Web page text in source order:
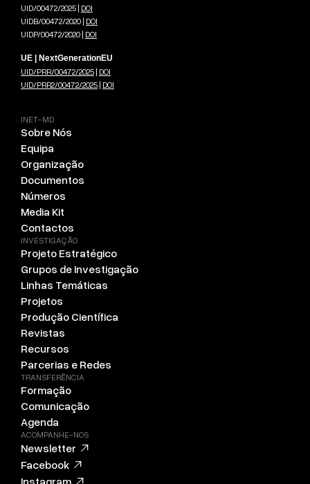
UID/00472/2025 | DOI
UIDB/00472/2020 | DOI
UIDP/00472/2020 | DOI
UE | NextGenerationEU
UID/PRR/00472/2025 | DOI
UID/PRR2/00472/2025 | DOI
INET-MD
Sobre Nós
Equipa
Organização
Documentos
Números
Media Kit
Contactos
INVESTIGAÇÃO
Projeto Estratégico
Grupos de Investigação
Linhas Temáticas
Projetos
Produção Científica
Revistas
Recursos
Parcerias e Redes
TRANSFERÊNCIA
Formação
Comunicação
Agenda
ACOMPANHE-NOS
Newsletter
Facebook
Instagram